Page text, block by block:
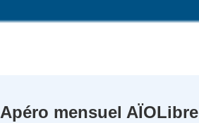
Apéro mensuel AÏOLibre